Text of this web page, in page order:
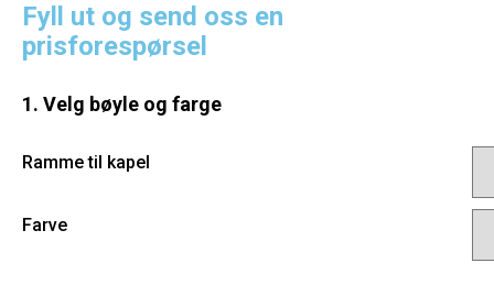
Fyll ut og send oss en
prisforespørsel
1. Velg bøyle og farge
Ramme til kapel
Farve